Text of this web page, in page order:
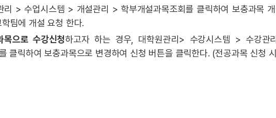
> 수업시스템 > 개설관리 > 학부개설과목조회를 클릭하여 보충과목
팀에 개설 요청 한다.
목으로 수강신청하고자 하는 경우, 대학원관리> 수강시스템 > 수강관
클릭하여 보충과목으로 변경하여 신청 버튼을 클릭한다. (전공과목 신청